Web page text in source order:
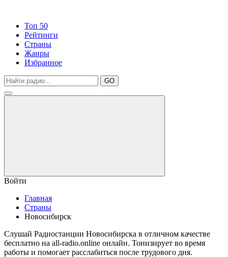
Топ 50
Рейтинги
Страны
Жанры
Избранное
GO
Войти
Главная
Страны
Новосибирск
Слушай Радиостанции Новосибирска в отличном качестве
бесплатно на all-radio.online онлайн. Тонизирует во время
работы и помогает расслабиться после трудового дня.